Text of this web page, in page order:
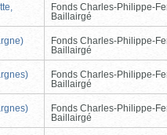
Fonds Charles-Philippe-
Baillairgé
Fonds Charles-Philippe-
Baillairgé
Fonds Charles-Philippe-
Baillairgé
Fonds Charles-Philippe-
Baillairgé